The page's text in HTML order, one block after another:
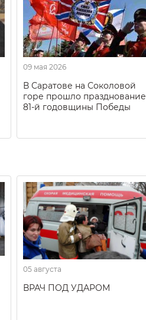
09 мая 2026
В Саратове на Соколовой
горе прошло празднование
81-й годовщины Победы
05 августа
ВРАЧ ПОД УДАРОМ